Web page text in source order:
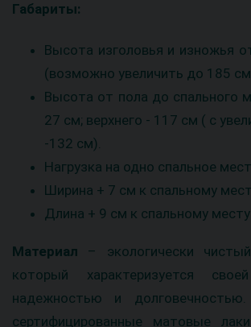
Габариты:
Высота изголовья и изножья
(возможно увеличить до 185
Высота от пола до спального
27 см; верхнего - 117 см ( с
-132 см).
Нагрузка на одно спальное
Ширина + 7 см к спальному
Длина + 9 см к спальному месту
Материал – экологически
который характеризуется
надежностью и долговечностью.
сертифицированные матовые